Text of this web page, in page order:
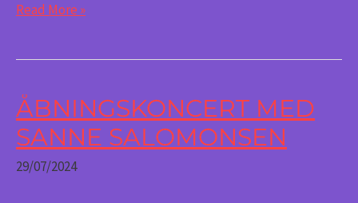
Read More »
ÅBNINGSKONCERT MED
SANNE SALOMONSEN
29/07/2024
Åbningskoncert
med
Sanne
Salomonsen